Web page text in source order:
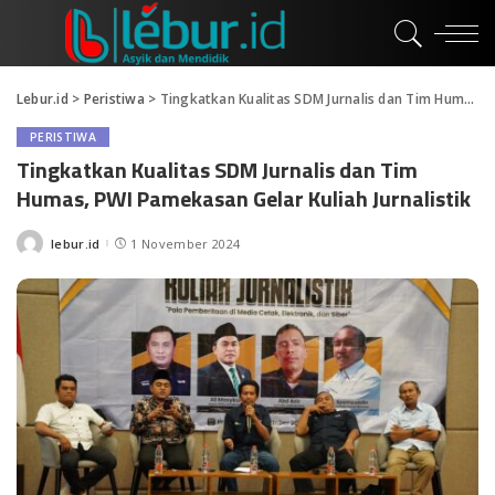
Lebur.id > Peristiwa > Tingkatkan Kualitas SDM Jurnalis dan Tim Humas, PWI Pamekasan Gelar Kuliah Jurnalistik
PERISTIWA
Tingkatkan Kualitas SDM Jurnalis dan Tim
Humas, PWI Pamekasan Gelar Kuliah Jurnalistik
Posted
lebur.id 1 November 2024